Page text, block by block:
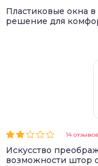
Пластиковые окна в
решение для
14 отзывов
Искусство
возможности штор